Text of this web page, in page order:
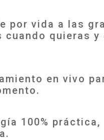
por vida a las
cuando quieras y
en vivo
100% práctica,